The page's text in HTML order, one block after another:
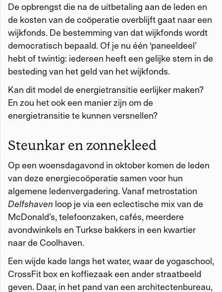
De opbrengst die na de uitbetaling aan de leden en
de kosten van de coöperatie overblijft gaat naar een
wijkfonds. De bestemming van dat wijkfonds wordt
democratisch bepaald. Of je nu één ‘paneeldeel’
hebt of twintig: iedereen heeft een gelijke stem in de
besteding van het geld van het wijkfonds.
Kan dit model de energietransitie eerlijker maken?
En zou het ook een manier zijn om de
energietransitie te kunnen versnellen?
Steunkar en zonnekleed
Op een woensdagavond in oktober komen de leden
van deze energiecoöperatie samen voor hun
algemene ledenvergadering. Vanaf metrostation
Delfshaven loop je via een eclectische mix van de
McDonald’s, telefoonzaken, cafés, meerdere
avondwinkels en Turkse bakkers in een kwartier
naar de Coolhaven.
Een wijde kade langs het water, waar de yogaschool,
CrossFit box en koffiezaak een ander straatbeeld
geven. Daar, in het pand van een architectenbureau,